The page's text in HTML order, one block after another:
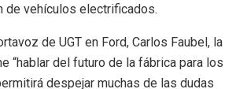
de vehículos electrificados.
de UGT en Ford, Carlos Faubel, la
“hablar del futuro de la fábrica para los
despejar muchas de las dudas